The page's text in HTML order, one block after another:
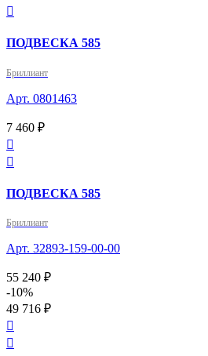

ПОДВЕСКА 585
Бриллиант
Арт. 0801463
7 460 ₽


ПОДВЕСКА 585
Бриллиант
Арт. 32893-159-00-00
55 240 ₽
-10%
49 716 ₽

